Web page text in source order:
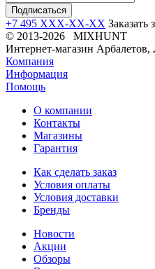
+7 495 XXX-XX-XX Заказать
© 2013-2026 MIXHUNT
Интернет-магазин
Компания
Информация
Помощь
О компании
Контакты
Магазины
Гарантия
Как сделать заказ
Условия оплаты
Условия доставки
Бренды
Новости
Акции
Обзоры